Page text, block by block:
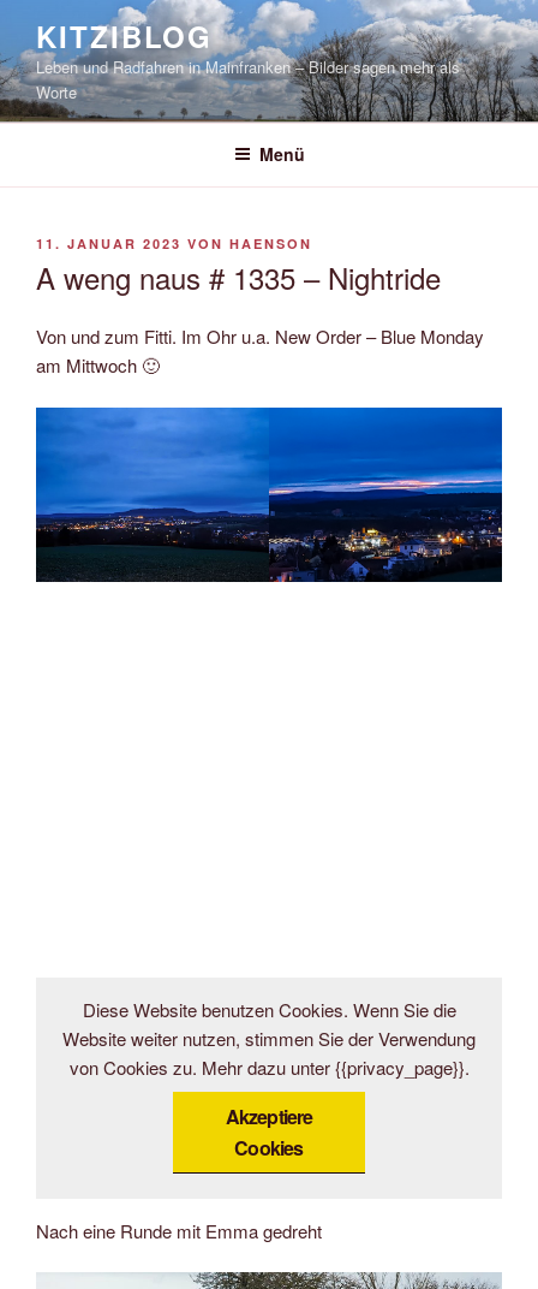
springen
KITZIBLOG
Leben und Radfahren in Mainfranken – Bilder sagen mehr als
Worte
Menü
VERÖFFENTLICHT
11. JANUAR 2023 VON HAENSON
A weng naus # 1335 – Nightride
Von und zum Fitti. Im Ohr u.a. New Order – Blue Monday
am Mittwoch 🙂
Diese Website benutzen Cookies. Wenn Sie die
Website weiter nutzen, stimmen Sie der Verwendung
von Cookies zu. Mehr dazu unter {{privacy_page}}.
Akzeptiere
Cookies
Nach eine Runde mit Emma gedreht